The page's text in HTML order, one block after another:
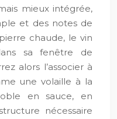
mieux intégrée,
et des notes de
chaude, le vin
sa fenêtre de
alors l’associer à
une volaille à la
en sauce, en
nécessaire